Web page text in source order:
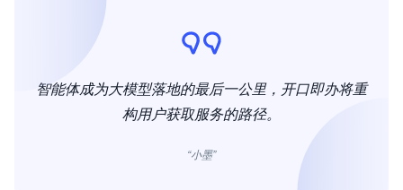
智能体成为大模型落地的最后一公里，开口即办将重
构用户获取服务的路径。
“小墨”